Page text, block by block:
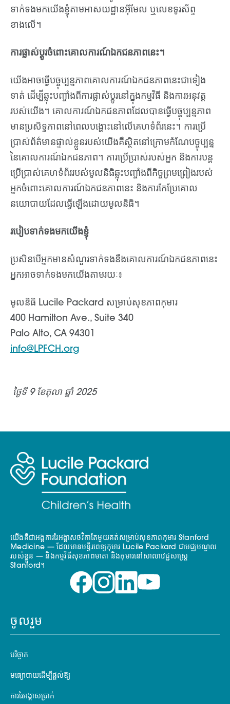
ទាក់ទងមកយើងខ្ញុំតាមអាសយដ្ឋានអ៊ីមែល ឬលេខទូរស័ព្ទ
ខាងលើ។
ការផ្លាស់ប្តូរចំពោះគោលការណ៍ឯកជនភាពនេះ។
យើងអាចធ្វើបច្ចុប្បន្នភាពគោលការណ៍ឯកជនភាពនេះជាទៀង
ទាត់ ដើម្បីឆ្លុះបញ្ចាំងពីការផ្លាស់ប្តូរនៅក្នុងកម្មវិធី និងការអនុវត្ត
របស់យើង។ គោលការណ៍ឯកជនភាពដែលបានធ្វើបច្ចុប្បន្នភាព
មានប្រសិទ្ធភាពនៅពេលបង្ហោះនៅលើគេហទំព័រនេះ។ ការប្រើ
ប្រាស់ព័ត៌មានផ្ទាល់ខ្លួនរបស់យើងគឺស្ថិតនៅក្រោមកំណែបច្ចុប្បន្ន
នៃគោលការណ៍ឯកជនភាព។ ការប្រើប្រាស់របស់អ្នក និងការបន្ត
ប្រើប្រាស់គេហទំព័ររបស់មូលនិធិឆ្លុះបញ្ចាំងពីកិច្ចព្រមព្រៀងរបស់
អ្នកចំពោះគោលការណ៍ឯកជនភាពនេះ និងការកែប្រែគោល
នយោបាយដែលធ្វើឡើងដោយមូលនិធិ។
របៀបទាក់ទងមកយើងខ្ញុំ
ប្រសិនបើអ្នកមានសំណួរទាក់ទងនឹងគោលការណ៍ឯកជនភាពនេះ
អ្នកអាចទាក់ទងមកយើងតាមរយៈ៖
មូលនិធិ Lucile Packard សម្រាប់សុខភាពកុមារ
400 Hamilton Ave., Suite 340
Palo Alto, CA 94301
info@LPFCH.org
ថ្ងៃទី 9 ខែតុលា ឆ្នាំ 2025
យើងគឺជាអង្គការរៃអង្គាសថវិកាតែមួយគត់សម្រាប់សុខភាពកុមារ Stanford
Medicine — ដែលមានមន្ទីរពេទ្យកុមារ Lucile Packard ជាមជ្ឈមណ្ឌល
របស់ខ្លួន — និងកម្មវិធីសុខភាពមាតា និងកុមារនៅសាលាវេជ្ជសាស្ត្រ
Stanford។
ចូលរួម
បរិច្ចាគ
មធ្យោបាយដើម្បីផ្តល់ឱ្យ
ការរៃអង្គាសប្រាក់